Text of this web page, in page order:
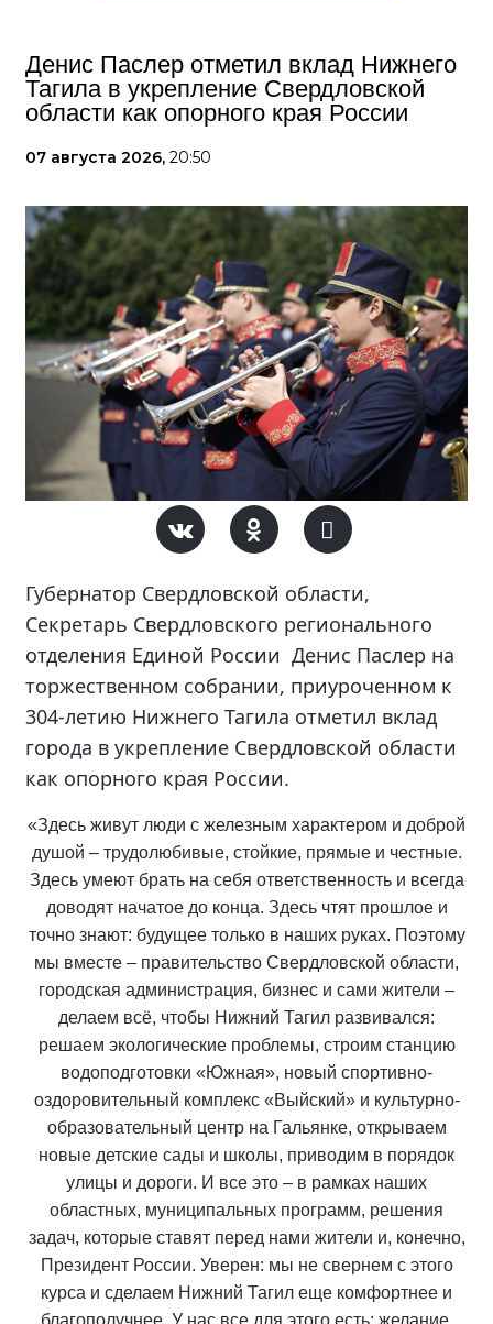
Денис Паслер отметил вклад Нижнего
Тагила в укрепление Свердловской
области как опорного края России
07 августа 2026, 20:50
Губернатор Свердловской области,
Секретарь Свердловского регионального
отделения Единой России Денис Паслер на
торжественном собрании, приуроченном к
304-летию Нижнего Тагила отметил вклад
города в укрепление Свердловской области
как опорного края России.
«Здесь живут люди с железным характером и доброй
душой – трудолюбивые, стойкие, прямые и честные.
Здесь умеют брать на себя ответственность и всегда
доводят начатое до конца. Здесь чтят прошлое и
точно знают: будущее только в наших руках. Поэтому
мы вместе – правительство Свердловской области,
городская администрация, бизнес и сами жители –
делаем всё, чтобы Нижний Тагил развивался:
решаем экологические проблемы, строим станцию
водоподготовки «Южная», новый спортивно-
оздоровительный комплекс «Выйский» и культурно-
образовательный центр на Гальянке, открываем
новые детские сады и школы, приводим в порядок
улицы и дороги. И все это – в рамках наших
областных, муниципальных программ, решения
задач, которые ставят перед нами жители и, конечно,
Президент России. Уверен: мы не свернем с этого
курса и сделаем Нижний Тагил еще комфортнее и
благополучнее. У нас все для этого есть: желание,